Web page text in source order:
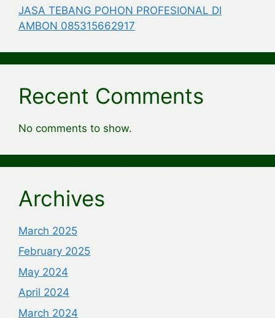
JASA TEBANG POHON PROFESIONAL DI
AMBON 085315662917
Recent Comments
No comments to show.
Archives
March 2025
February 2025
May 2024
April 2024
March 2024